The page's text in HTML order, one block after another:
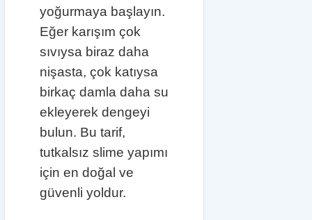
yoğurmaya başlayın.
Eğer karışım çok
sıvıysa biraz daha
nişasta, çok katıysa
birkaç damla daha su
ekleyerek dengeyi
bulun. Bu tarif,
tutkalsız slime yapımı
için en doğal ve
güvenli yoldur.